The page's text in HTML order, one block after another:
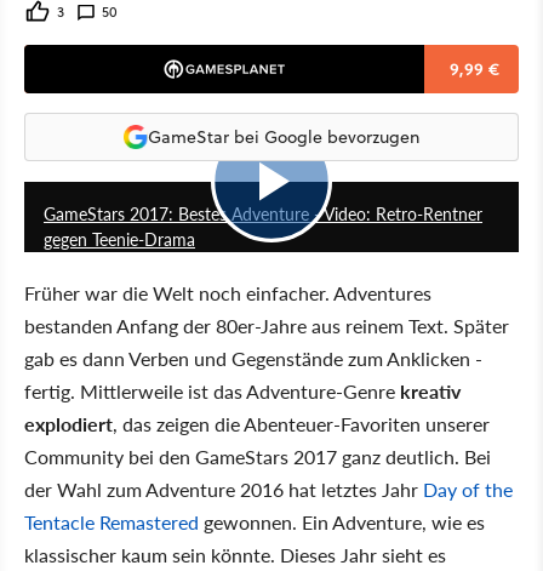
3 50
9,99 €
GameStar bei Google bevorzugen
5:08
GameStars 2017: Bestes Adventure - Video: Retro-Rentner
gegen Teenie-Drama
Früher war die Welt noch einfacher. Adventures
bestanden Anfang der 80er-Jahre aus reinem Text. Später
gab es dann Verben und Gegenstände zum Anklicken -
fertig. Mittlerweile ist das Adventure-Genre kreativ
explodiert, das zeigen die Abenteuer-Favoriten unserer
Community bei den GameStars 2017 ganz deutlich. Bei
der Wahl zum Adventure 2016 hat letztes Jahr Day of the
Tentacle Remastered gewonnen. Ein Adventure, wie es
klassischer kaum sein könnte. Dieses Jahr sieht es